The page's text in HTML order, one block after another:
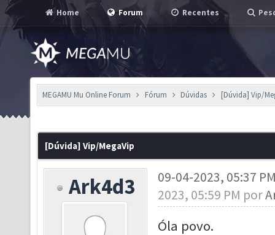
Home Forum Recentes
MEGAMU Mu Online Forum Fórum Dúvidas [Dúvida] Vip/
[Dúvida] Vip/MegaVip
Ark4d3
09-04-2023, 05:37
2023, 05:59 PM por
Óla povo.